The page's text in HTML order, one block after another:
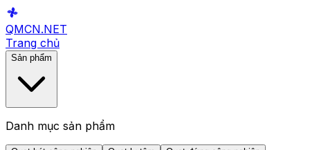
QMCN.NET
Trang chủ
Sản phẩm
Danh mục sản phẩm